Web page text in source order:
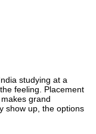
studying at a
feeling. Placement
grand
show up, the options